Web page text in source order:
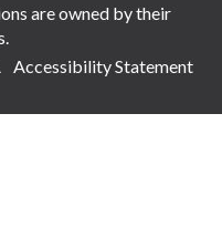
are owned by their
Accessibility Statement